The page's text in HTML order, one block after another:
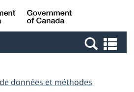
Passer
au
Passer
à
Canada
et
données et méthodes